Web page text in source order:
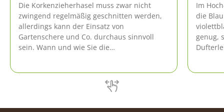
Die Korkenzieherhasel muss zwar nicht
zwingend regelmäßig geschnitten werden,
allerdings kann der Einsatz von
Gartenschere und Co. durchaus sinnvoll
sein. Wann und wie Sie die
Im
die
genug,